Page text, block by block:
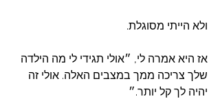
ולא הייתי מסוגלת.
אז היא אמרה לי, ״אולי תגידי לי מה הילדה
שלך צריכה ממך במצבים האלה. אולי זה
יהיה לך קל יותר.״